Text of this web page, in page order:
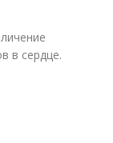
в сердце.